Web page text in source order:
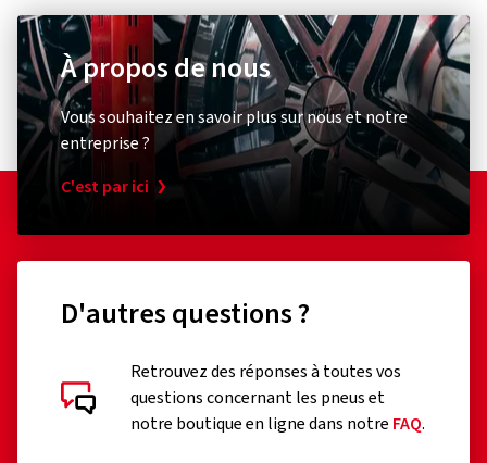
À propos de nous
Vous souhaitez en savoir plus sur nous et notre
entreprise ?
C'est par ici
D'autres questions ?
Retrouvez des réponses à toutes vos
questions concernant les pneus et
notre boutique en ligne dans notre FAQ.